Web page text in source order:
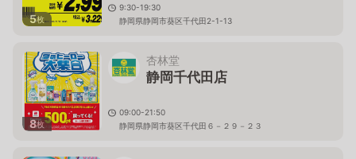
5枚
9:30-19:30
静岡県静岡市葵区千代田2-1-13
8枚
杏林堂
静岡千代田店
09:00-21:50
静岡県静岡市葵区千代田６－２９－２３